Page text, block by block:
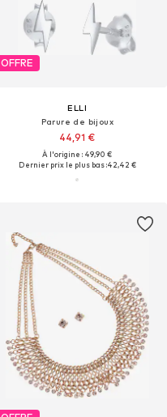
OFFRE
ELLI
Parure de bijoux
44,91 €
À l'origine : 49,90 €
Dernier prix le plus bas :42,42 €